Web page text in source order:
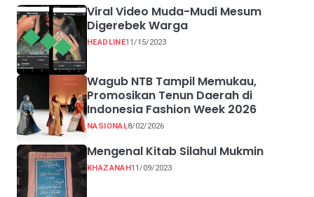
Viral Video Muda-Mudi Mesum
Digerebek Warga
HEADLINE11/15/2023
Wagub NTB Tampil Memukau,
Promosikan Tenun Daerah di
Indonesia Fashion Week 2026
NASIONAL8/02/2026
Mengenal Kitab Silahul Mukmin
KHAZANAH11/09/2023